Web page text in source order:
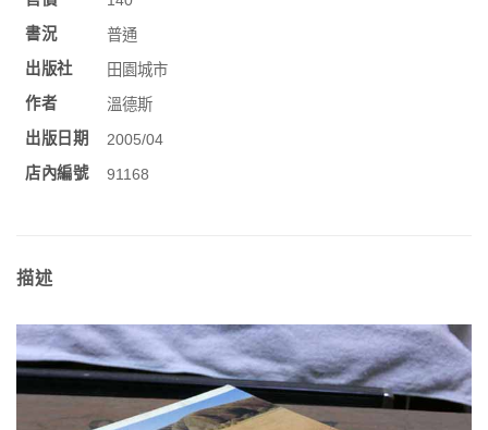
書況
普通
出版社
田園城市
作者
溫德斯
出版日期
2005/04
店內編號
91168
描述